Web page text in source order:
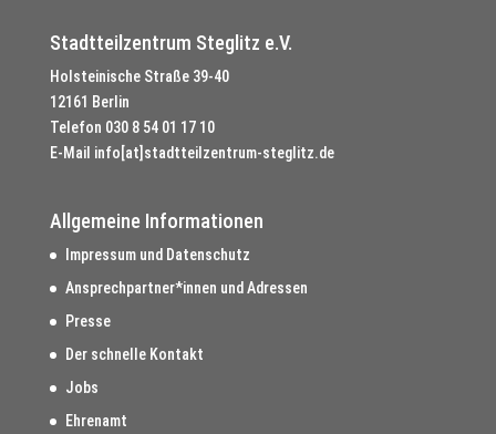
Stadtteilzentrum Steglitz e.V.
Holsteinische Straße 39-40
12161 Berlin
Telefon 030 8 54 01 17 10
E-Mail info[at]stadtteilzentrum-steglitz.de
Allgemeine Informationen
Impressum und Datenschutz
Ansprechpartner*innen und Adressen
Presse
Der schnelle Kontakt
Jobs
Ehrenamt